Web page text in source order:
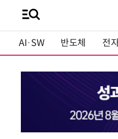
AI·SW 반도체 전